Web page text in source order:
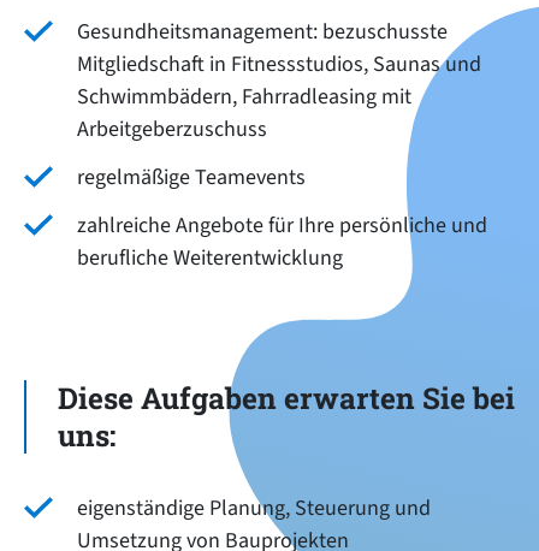
Gesundheitsmanagement: bezuschusste
Mitgliedschaft in Fitnessstudios, Saunas und
Schwimmbädern, Fahrradleasing mit
Arbeitgeberzuschuss
regelmäßige Teamevents
zahlreiche Angebote für Ihre persönliche und
berufliche Weiterentwicklung
Diese Aufgaben erwarten Sie bei
uns:
eigenständige Planung, Steuerung und
Umsetzung von Bauprojekten